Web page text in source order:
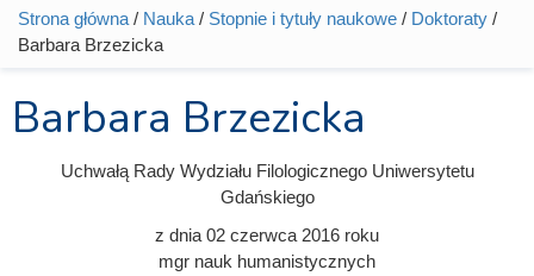
Jesteś tutaj
Strona główna / Nauka / Stopnie i tytuły naukowe / Doktoraty /
Barbara Brzezicka
Barbara Brzezicka
Uchwałą Rady Wydziału Filologicznego Uniwersytetu
Gdańskiego
z dnia 02 czerwca 2016 roku
mgr nauk humanistycznych